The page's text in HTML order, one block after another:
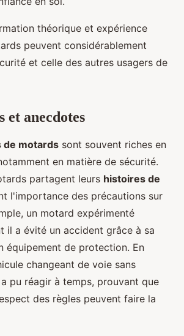
théorique et expérience
peuvent considérablement
et celle des autres usagers de
et anecdotes
de motards sont souvent riches en
en matière de sécurité.
partagent leurs histoires de
l'importance des précautions sur
un motard expérimenté
il a évité un accident grâce à sa
équipement de protection. En
changeant de voie sans
pu réagir à temps, prouvant que
des règles peuvent faire la